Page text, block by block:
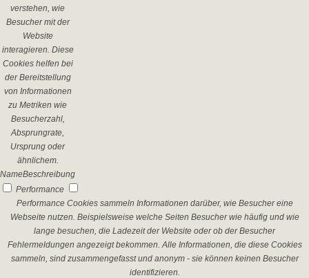
verstehen, wie
Besucher mit der
Website
interagieren. Diese
Cookies helfen bei
der Bereitstellung
von Informationen
zu Metriken wie
Besucherzahl,
Absprungrate,
Ursprung oder
ähnlichem.
NameBeschreibung
Performance
Performance Cookies sammeln Informationen darüber, wie Besucher eine
Webseite nutzen. Beispielsweise welche Seiten Besucher wie häufig und wie
lange besuchen, die Ladezeit der Website oder ob der Besucher
Fehlermeldungen angezeigt bekommen. Alle Informationen, die diese Cookies
sammeln, sind zusammengefasst und anonym - sie können keinen Besucher
identifizieren.